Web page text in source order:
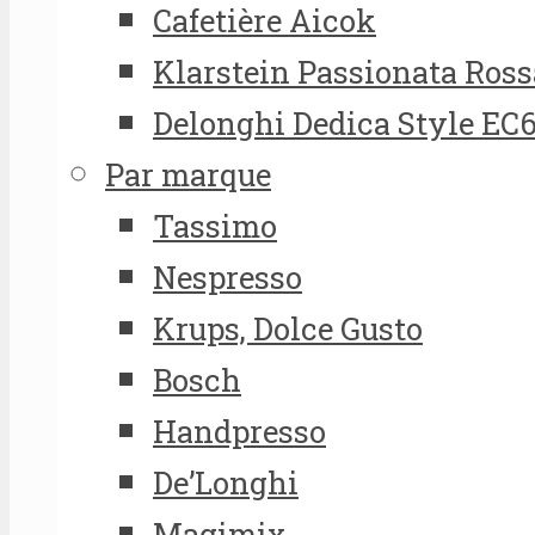
Cafetière Aicok
Klarstein Passionata
Delonghi Dedica Style
Par marque
Tassimo
Nespresso
Krups, Dolce Gusto
Bosch
Handpresso
De’Longhi